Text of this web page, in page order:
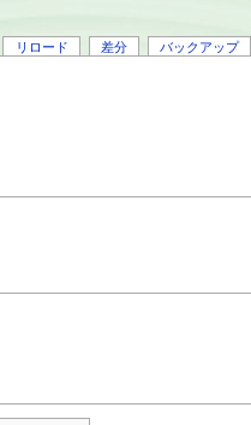
リロード 差分 バックアップ